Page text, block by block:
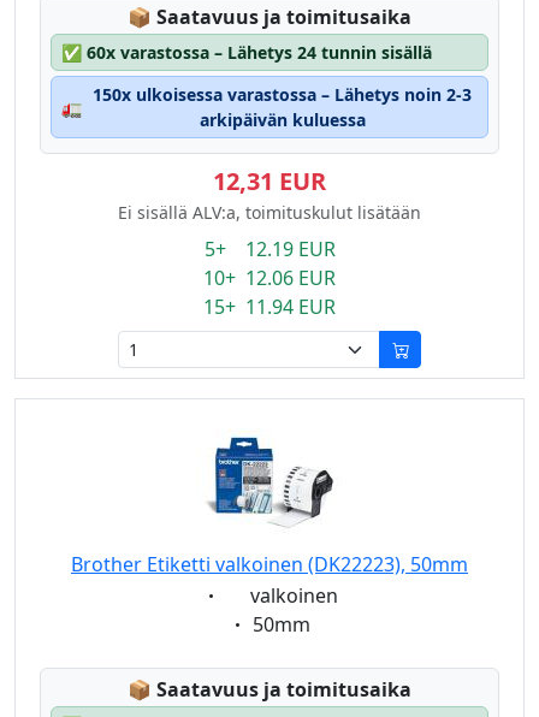
📦 Lagerstatus:
Saatavuus ja toimitusaika
✅ 60x varastossa – Lähetys 24 tunnin sisällä
🚛
150x ulkoisessa varastossa – Lähetys noin 2-3
arkipäivän kuluessa
12,31 EUR
Ei sisällä ALV:a, toimituskulut lisätään
5+ 12.19 EUR
10+ 12.06 EUR
15+ 11.94 EUR
Brother Etiketti valkoinen (DK22223), 50mm
Eigenschaft:
valkoinen
Eigenschaft:
50mm
📦 Lagerstatus:
Saatavuus ja toimitusaika